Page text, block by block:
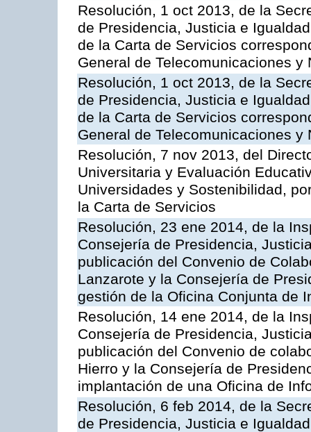
Resolución, 1 oct 2013, de la
de Presidencia, Justicia e
de la Carta de Servicios
General de Telecomunicaciones y
Resolución, 1 oct 2013, de la
de Presidencia, Justicia e
de la Carta de Servicios
General de Telecomunicaciones y
Resolución, 7 nov 2013, del
Universitaria y Evaluación
Universidades y Sostenibilidad,
la Carta de Servicios
Resolución, 23 ene 2014, de la
Consejería de Presidencia,
publicación del Convenio de
Lanzarote y la Consejería de
gestión de la Oficina Conjunta de
Resolución, 14 ene 2014, de la
Consejería de Presidencia,
publicación del Convenio de
Hierro y la Consejería de
implantación de una Oficina de
Resolución, 6 feb 2014, de la
de Presidencia, Justicia e